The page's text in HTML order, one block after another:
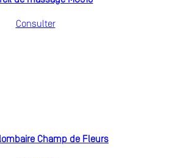
Consulter
Champ de Fleurs